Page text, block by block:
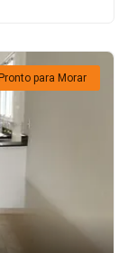
para Morar